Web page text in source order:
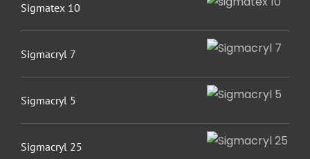
Sigmatex 10
Sigmacryl 7
Sigmacryl 5
Sigmacryl 25